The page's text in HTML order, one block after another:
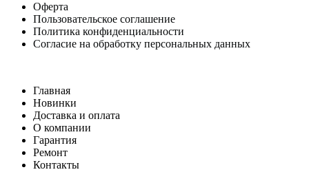
Оферта
Пользовательское соглашение
Политика конфиденциальности
Согласие на обработку персональных данных
Главная
Новинки
Доставка и оплата
О компании
Гарантия
Ремонт
Контакты